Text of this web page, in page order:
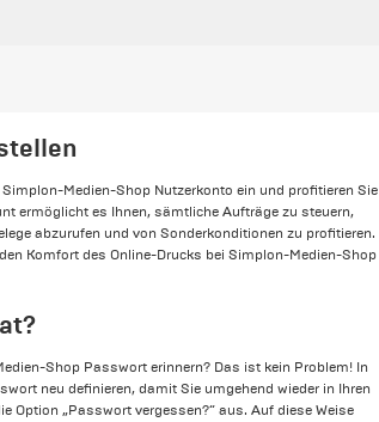
Medien-Shop Nutzerkonto ein und profitieren Sie
ermöglicht es Ihnen, sämtliche Aufträge zu steuern,
abzurufen und von Sonderkonditionen zu profitieren.
Komfort des Online-Drucks bei Simplon-Medien-Shop
Shop Passwort erinnern? Das ist kein Problem! In
neu definieren, damit Sie umgehend wieder in Ihren
Option „Passwort vergessen?“ aus. Auf diese Weise